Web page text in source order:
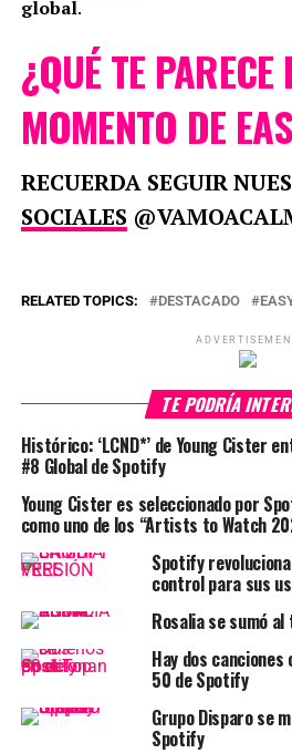
global.
¿QUÉ TE PARECE
MOMENTO DE
RECUERDA SEGUIR
SOCIALES
RELATED TOPICS: DESTACADO
TE PODRÍA
Histórico: ‘LCND*’ de Young Cister
#8 Global de Spotify
Young Cister es seleccionado por
como uno de los “Artists to Watch
Spotify
control para sus
Rosalia se sumó al
Hay dos
50 de Spotify
Grupo Disparo se
Spotify